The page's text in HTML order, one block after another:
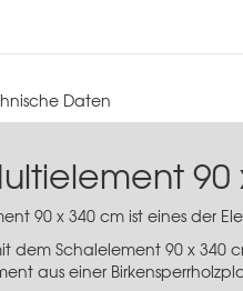
Daten
90
90 x 340 cm ist eines der
dem Schalelement 90 x
aus einer